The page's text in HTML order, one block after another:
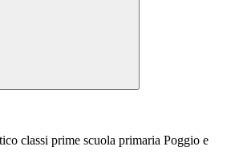
classi prime scuola primaria Poggio e